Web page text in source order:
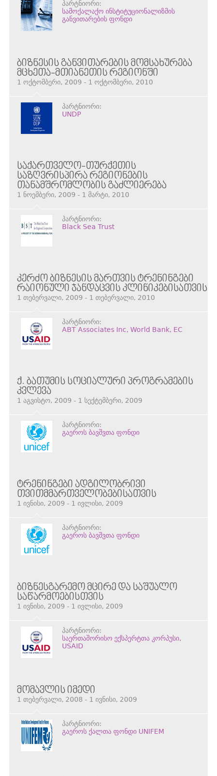
პარტნიორი:
სამოქალაქო ინსტიტუციონალიზმის
განვითარების ფონდი
ᲑᲘᲖᲜᲔᲡᲘᲡ ᲒᲐᲜᲕᲘᲗᲐᲠᲔᲑᲘᲡ ᲛᲝᲛᲡᲐᲮᲣᲠᲔᲑᲐ
ᲛᲪᲮᲔᲗᲐ-ᲛᲗᲘᲐᲜᲔᲗᲘᲡ ᲠᲔᲒᲘᲝᲜᲨᲘ
1 ოქტომბერი, 2009 - 1 ოქტომბერი, 2010
პარტნიორი:
UNDP
ᲡᲐᲥᲐᲠᲗᲕᲔᲚᲝ-ᲗᲣᲠᲥᲔᲗᲘᲡ
ᲡᲐᲖᲦᲕᲠᲘᲡᲞᲘᲠᲐ ᲠᲔᲒᲘᲝᲜᲔᲑᲘᲡ
ᲗᲐᲜᲐᲛᲨᲠᲝᲛᲚᲝᲑᲘᲡ ᲒᲐᲫᲚᲘᲔᲠᲔᲑᲐ
1 ნოემბერი, 2009 - 1 მარტი, 2010
პარტნიორი:
Black Sea Trust
ᲙᲔᲠᲫᲝ ᲑᲘᲖᲜᲔᲡᲘᲡ ᲛᲐᲠᲗᲕᲘᲡ ᲢᲠᲔᲜᲘᲜᲒᲔᲑᲘ
ᲠᲐᲘᲝᲜᲣᲚᲘ ᲯᲐᲜᲓᲐᲪᲕᲘᲡ ᲙᲚᲘᲜᲘᲙᲔᲑᲘᲡᲐᲗᲕᲘᲡ
1 თებერვალი, 2009 - 1 თებერვალი, 2010
პარტნიორი:
ABT Associates Inc, World Bank, EC
Ქ. ᲑᲐᲗᲣᲛᲘᲡ ᲡᲝᲪᲘᲐᲚᲣᲠᲘ ᲞᲠᲝᲒᲠᲐᲛᲔᲑᲘᲡ
ᲙᲕᲚᲔᲕᲐ
1 აგვისტო, 2009 - 1 სექტემბერი, 2009
პარტნიორი:
გაეროს ბავშვთა ფონდი
ᲢᲠᲔᲜᲘᲜᲒᲔᲑᲘ ᲐᲓᲒᲘᲚᲝᲑᲠᲘᲕᲘ
ᲗᲕᲘᲗᲛᲛᲐᲠᲗᲕᲔᲚᲝᲑᲔᲑᲘᲡᲐᲗᲕᲘᲡ
1 ივნისი, 2009 - 1 ივლისი, 2009
პარტნიორი:
გაეროს ბავშვთა ფონდი
ᲑᲘᲖᲜᲔᲡᲒᲐᲠᲔᲛᲝ ᲛᲪᲘᲠᲔ ᲓᲐ ᲡᲐᲨᲣᲐᲚᲝ
ᲡᲐᲬᲐᲠᲛᲝᲔᲑᲘᲡᲗᲕᲘᲡ
1 ივნისი, 2009 - 1 ივლისი, 2009
პარტნიორი:
საერთაშორისო ექსპერტთა კორპუსი,
USAID
ᲛᲝᲛᲐᲕᲚᲘᲡ ᲘᲛᲔᲓᲘ
1 თებერვალი, 2008 - 1 ივნისი, 2009
პარტნიორი:
გაეროს ქალთა ფონდი UNIFEM